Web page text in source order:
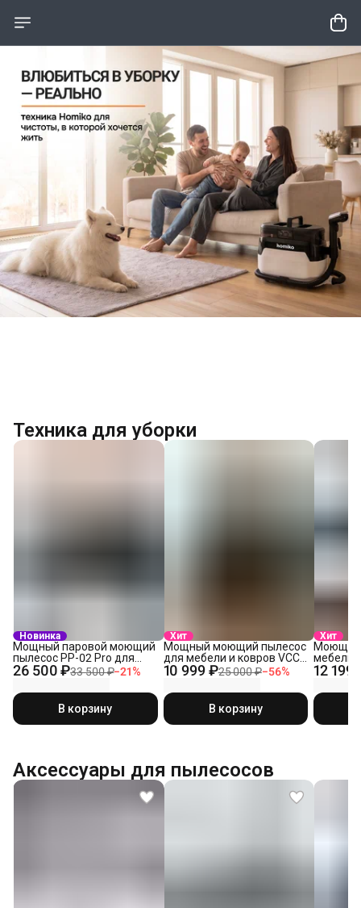
Техника для уборки
Новинка
26 500 ₽33 500 ₽−21%
Мощный паровой моющий
пылесос PP-02 Pro для
химчистки мебели, авто,
ковров
В корзину
Хит
10 999 ₽25 000 ₽−56%
Мощный моющий пылесос
для мебели и ковров VCC-
04 Ultra
В корзину
Хит
12 199
Моющий
мебели
Аксессуары для пылесосов